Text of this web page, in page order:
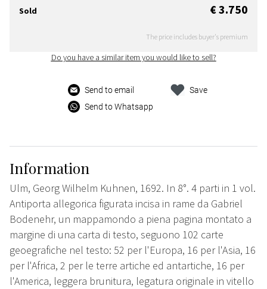
Sold € 3.750
The price includes buyer's premium
Do you have a similar item you would like to sell?
Send to email
Send to Whatsapp
Save
Information
Ulm, Georg Wilhelm Kuhnen, 1692. In 8°. 4 parti in 1 vol.
Antiporta allegorica figurata incisa in rame da Gabriel
Bodenehr, un mappamondo a piena pagina montato a
margine di una carta di testo, seguono 102 carte
geoegrafiche nel testo: 52 per l'Europa, 16 per l'Asia, 16
per l'Africa, 2 per le terre artiche ed antartiche, 16 per
l'America, leggera brunitura, legatura originale in vitello